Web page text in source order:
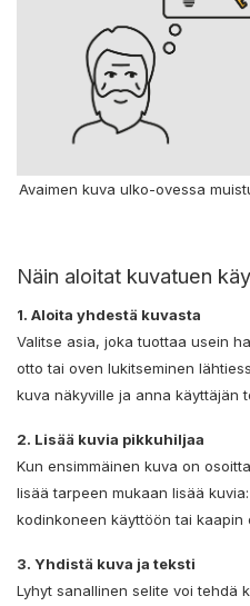
Avaimen kuva ulko-ovessa
Näin aloitat kuvatuen
1. Aloita yhdestä kuvasta
Valitse asia, joka tuottaa usein
otto tai oven lukitseminen
kuva näkyville ja anna käyttäjän
2. Lisää kuvia pikkuhiljaa
Kun ensimmäinen kuva on
lisää tarpeen mukaan lisää
kodinkoneen käyttöön tai kaapin
3. Yhdistä kuva ja teksti
Lyhyt sanallinen selite voi tehdä